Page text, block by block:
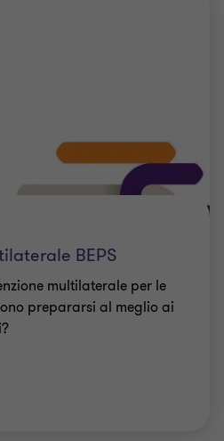
BEPS
multilaterale per le
prepararsi al meglio ai